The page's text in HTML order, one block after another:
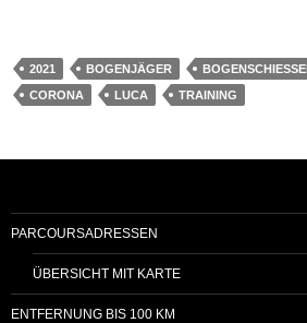
2021 BOGENJÄGER BOGENSCHIESSEN
CORONA
LUCA TRAINING
PARCOURSADRESSEN
ÜBERSICHT MIT KARTE
ENTFERNUNG BIS 100 KM